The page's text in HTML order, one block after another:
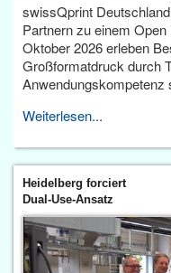
swissQprint
Partnern zu einem
Oktober 2026 erleben
Großformatdruck durch
Anwendungskompetenz
Weiterlesen...
Heidelberg forciert
Dual-Use-Ansatz